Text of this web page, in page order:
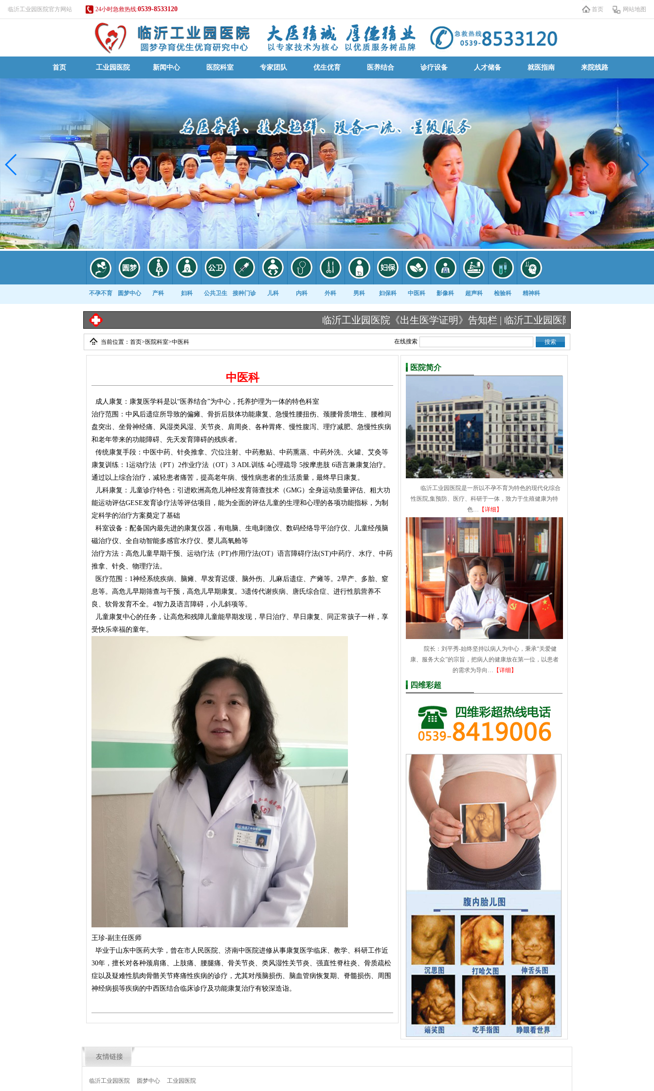
临沂工业园医院官方网站 24小时急救热线:0539-8533120 首页 网站地图
首页 工业园医院 新闻中心 医院科室 专家团队 优生优育 医养结合 诊疗设备 人才储备 就医指南 来院线路
不孕不育 圆梦中心 产科 妇科 公共卫生 接种门诊 儿科 内科 外科 男科 妇保科 中医科 影像科 超声科 检验科 精神科
康复科
临沂工业园医院《出生医学证明》告知栏 | 临沂工业园医院《出生医学证明》办理流程
当前位置： 首页> 医院科室>中医科 在线搜索
中医科
成人康复：康复医学科是以“医养结合”为中心，托养护理为一体的特色科室
治疗范围：中风后遗症所导致的偏瘫、骨折后肢体功能康复、急慢性腰扭伤、颈腰骨质增生、腰椎间
盘突出、坐骨神经痛、风湿类风湿、关节炎、肩周炎、各种胃疼、慢性腹泻、理疗减肥、急慢性疾病
和老年带来的功能障碍、先天发育障碍的残疾者。
传统康复手段：中医中药、针灸推拿、穴位注射、中药敷贴、中药熏蒸、中药外洗、火罐、艾灸等
康复训练：1运动疗法（PT）2作业疗法（OT）3 ADL训练 4心理疏导 5按摩患肢 6语言兼康复治疗。
通过以上综合治疗，减轻患者痛苦，提高老年病、慢性病患者的生活质量，最终早日康复。
儿科康复：儿童诊疗特色：引进欧洲高危儿神经发育筛查技术（GMG）全身运动质量评估、粗大功
能运动评估GESE发育诊疗法等评估项目，能为全面的评估儿童的生理和心理的各项功能指标，为制
定科学的治疗方案奠定了基础
科室设备：配备国内最先进的康复仪器，有电脑、生电刺激仪、数码经络导平治疗仪、儿童经颅脑
磁治疗仪、全自动智能多感官水疗仪、婴儿高氧舱等
治疗方法：高危儿童早期干预、运动疗法（PT)作用疗法(OT）语言障碍疗法(ST)中药疗、水疗、中药
推拿、针灸、物理疗法。
医疗范围：1神经系统疾病、脑瘫、早发育迟缓、脑外伤、儿麻后遗症、产瘫等。2早产、多胎、窒
息等。高危儿早期筛查与干预，高危儿早期康复。3遗传代谢疾病、唐氏综合症、进行性肌营养不
良、软骨发育不全。4智力及语言障碍，小儿斜项等。
儿童康复中心的任务，让高危和残障儿童能早期发现，早日治疗、早日康复、同正常孩子一样，享
受快乐幸福的童年。
王珍-副主任医师
毕业于山东中医药大学，曾在市人民医院、济南中医院进修从事康复医学临床、教学、科研工作近
30年，擅长对各种颈肩痛、上肢痛、腰腿痛、骨关节炎、类风湿性关节炎、强直性脊柱炎、骨质疏松
症以及疑难性肌肉骨骼关节疼痛性疾病的诊疗，尤其对颅脑损伤、脑血管病恢复期、脊髓损伤、周围
神经病损等疾病的中西医结合临床诊疗及功能康复治疗有较深造诣。
医院简介
临沂工业园医院是一所以不孕不育为特色的现代化综合
性医院,集预防、医疗、科研于一体，致力于生殖健康为特
色… 【详细】
院长：刘平秀-始终坚持以病人为中心，秉承“关爱健
康、服务大众”的宗旨，把病人的健康放在第一位，以患者
的需求为导向… 【详细】
四维彩超
友情链接
临沂工业园医院 圆梦中心 工业园医院